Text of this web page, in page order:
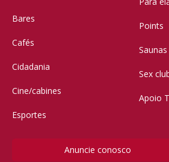
Bares
Cafés
Cidadania
Cine/cabines
Esportes
Points
Saunas
Sex
Apoio
Anuncie conosco